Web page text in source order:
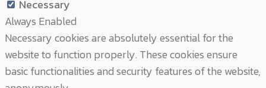
Necessary
Always Enabled
Necessary cookies are absolutely essential for the
website to function properly. These cookies ensure
basic functionalities and security features of the website,